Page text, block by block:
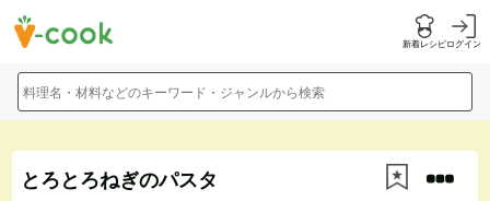
新着レシピログイン
料理名・材料などのキーワード・ジャンルから検索
とろとろねぎのパスタ